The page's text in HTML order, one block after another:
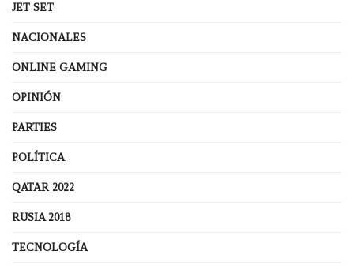
JET SET
NACIONALES
ONLINE GAMING
OPINIÓN
PARTIES
POLÍTICA
QATAR 2022
RUSIA 2018
TECNOLOGÍA